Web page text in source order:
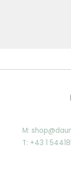
M:
T: +43 1